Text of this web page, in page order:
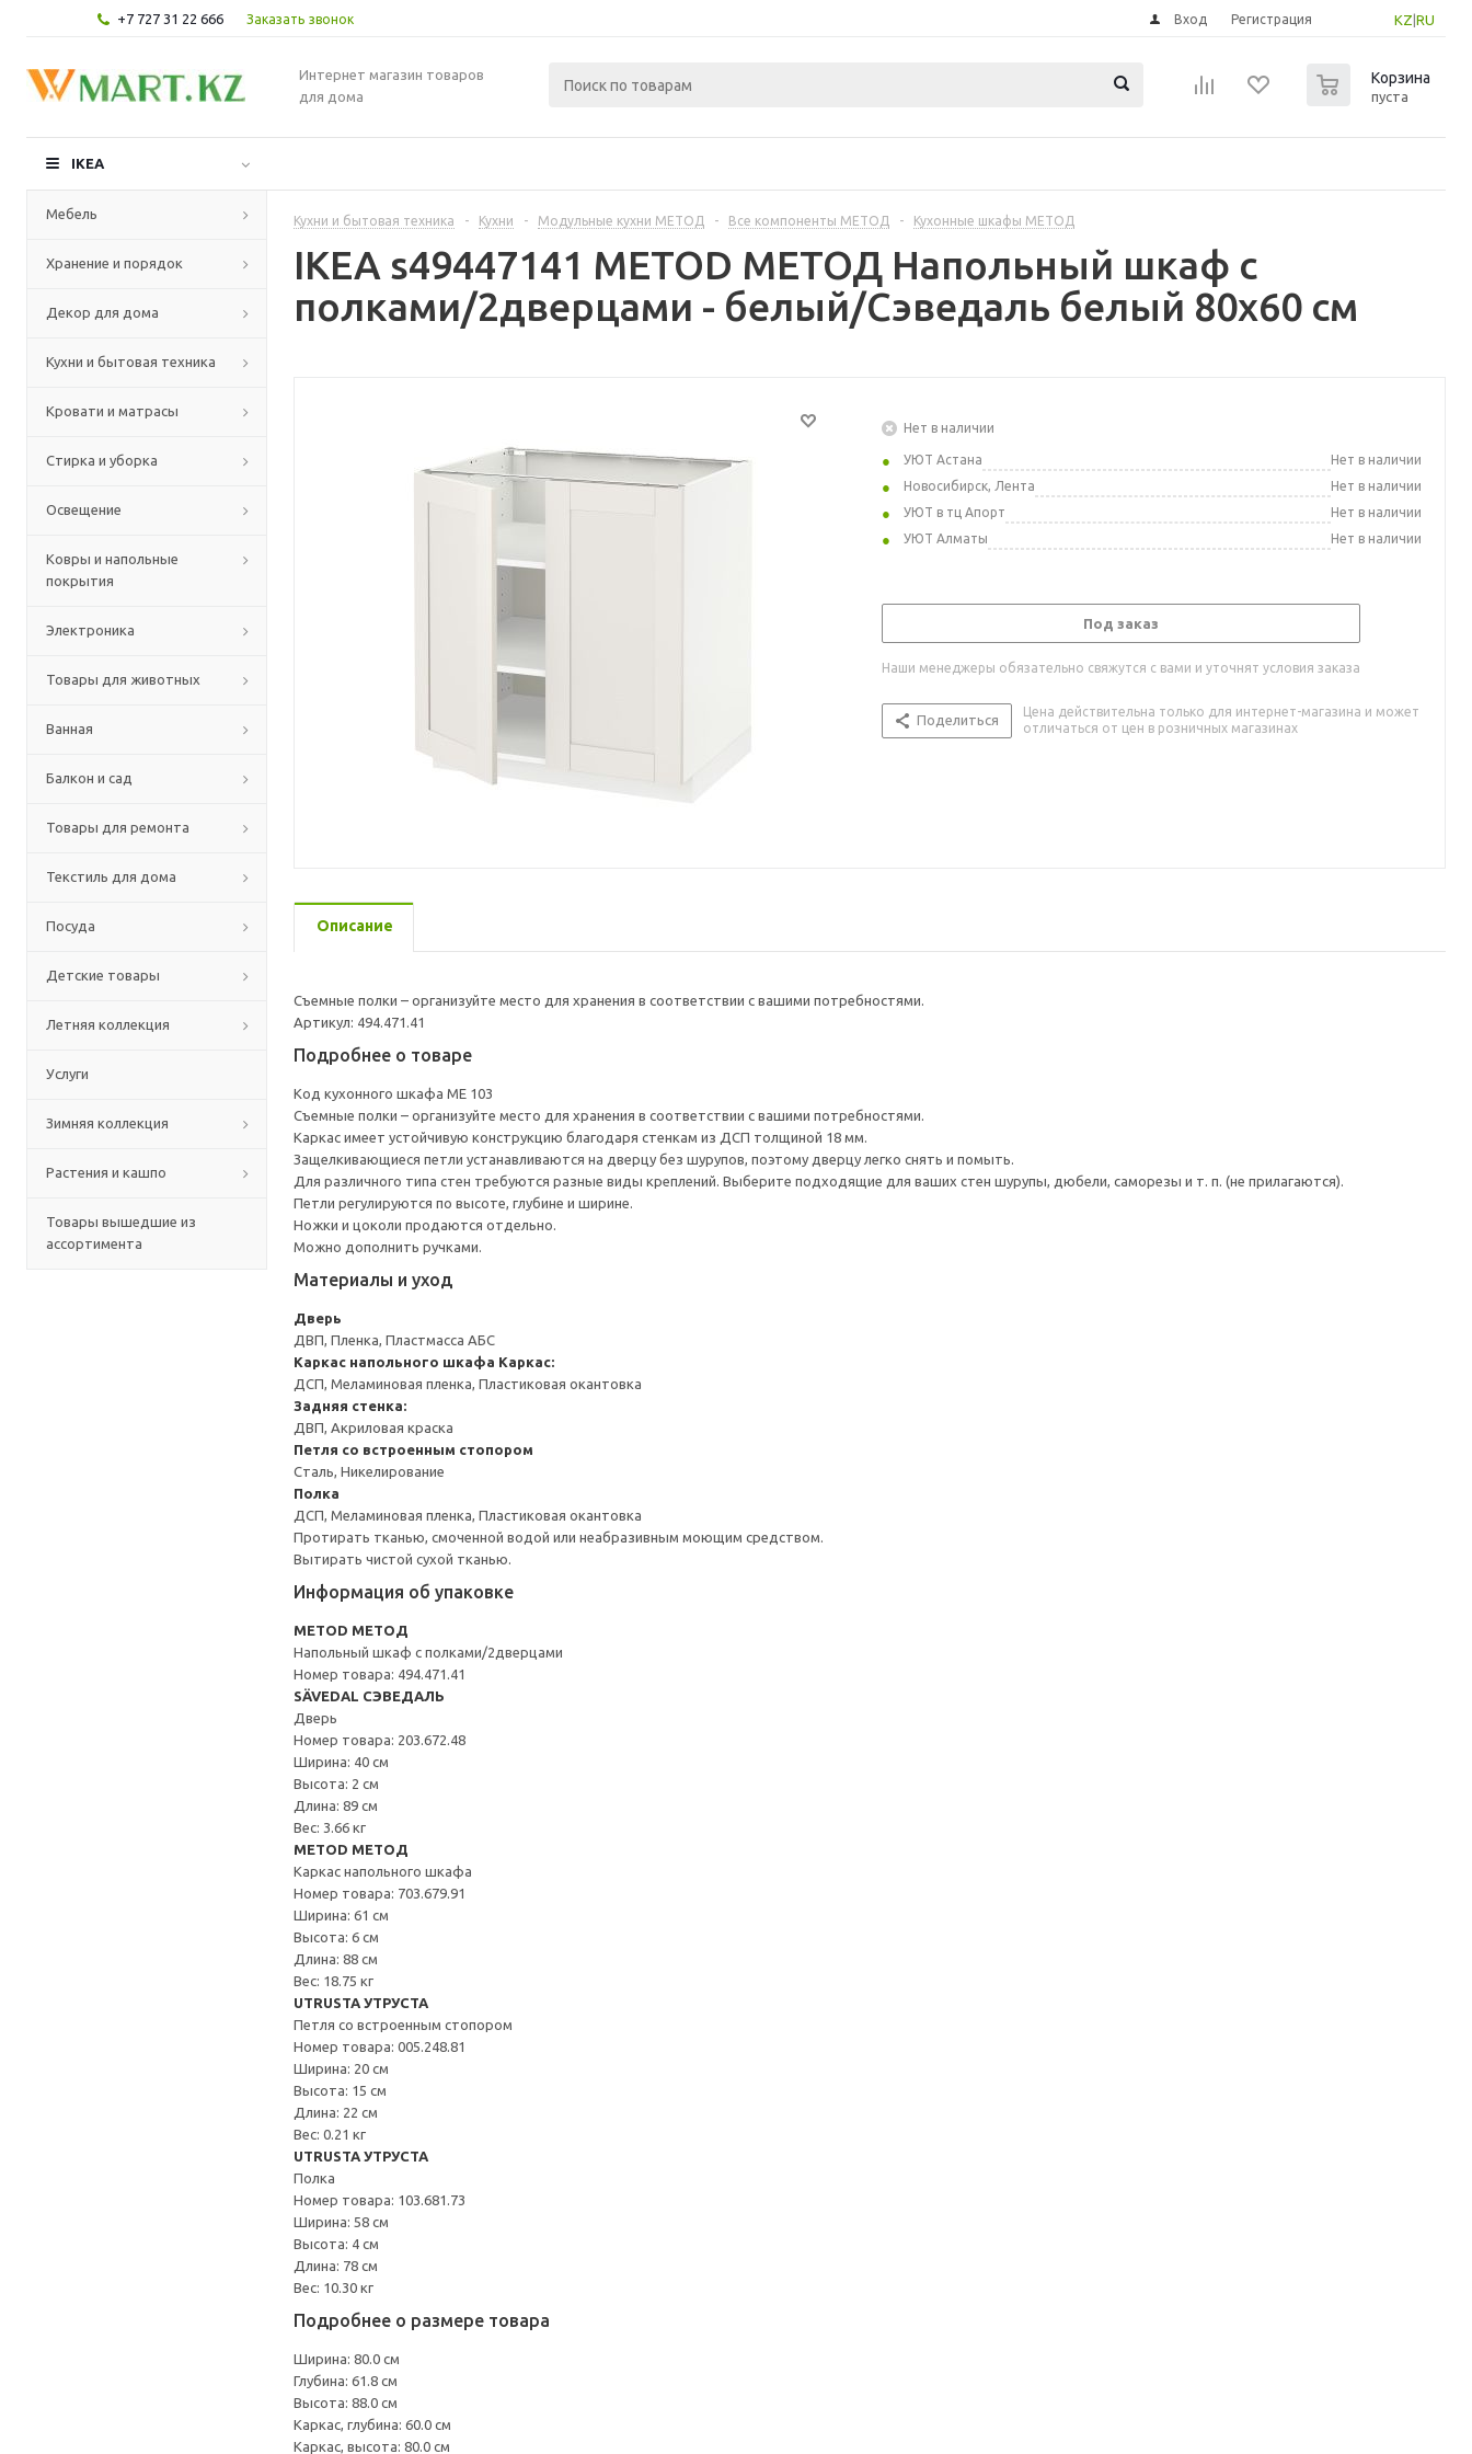
+7 727 31 22 666 Заказать звонок KZ RU
Вход Регистрация
Интернет магазин товаров
для дома
Корзина
пуста
IKEA
Мебель
Хранение и порядок
Декор для дома
Кухни и бытовая техника
Кровати и матрасы
Стирка и уборка
Освещение
Ковры и напольные
покрытия
Электроника
Товары для животных
Ванная
Балкон и сад
Товары для ремонта
Текстиль для дома
Посуда
Детские товары
Летняя коллекция
Услуги
Зимняя коллекция
Растения и кашпо
Товары вышедшие из
ассортимента
Кухни и бытовая техника - Кухни - Модульные кухни МЕТОД - Все компоненты МЕТОД - Кухонные шкафы МЕТОД
IKEA s49447141 METOD МЕТОД Напольный шкаф с
полками/2дверцами - белый/Сэведаль белый 80x60 см
Нет в наличии
УЮТ Астана
Нет в наличии
Новосибирск, Лента
Нет в наличии
УЮТ в тц Апорт
Нет в наличии
УЮТ Алматы
Нет в наличии
Под заказ
Наши менеджеры обязательно свяжутся с вами и уточнят условия заказа
Поделиться
Цена действительна только для интернет-магазина и может
отличаться от цен в розничных магазинах
Описание
Съемные полки – организуйте место для хранения в соответствии с вашими потребностями.
Артикул: 494.471.41
Подробнее о товаре
Код кухонного шкафа ME 103
Съемные полки – организуйте место для хранения в соответствии с вашими потребностями.
Каркас имеет устойчивую конструкцию благодаря стенкам из ДСП толщиной 18 мм.
Защелкивающиеся петли устанавливаются на дверцу без шурупов, поэтому дверцу легко снять и помыть.
Для различного типа стен требуются разные виды креплений. Выберите подходящие для ваших стен шурупы, дюбели, саморезы и т. п. (не прилагаются).
Петли регулируются по высоте, глубине и ширине.
Ножки и цоколи продаются отдельно.
Можно дополнить ручками.
Материалы и уход
Дверь
ДВП, Пленка, Пластмасса АБС
Каркас напольного шкафа Каркас:
ДСП, Меламиновая пленка, Пластиковая окантовка
Задняя стенка:
ДВП, Акриловая краска
Петля со встроенным стопором
Сталь, Никелирование
Полка
ДСП, Меламиновая пленка, Пластиковая окантовка
Протирать тканью, смоченной водой или неабразивным моющим средством.
Вытирать чистой сухой тканью.
Информация об упаковке
METOD МЕТОД
Напольный шкаф с полками/2дверцами
Номер товара: 494.471.41
SÄVEDAL СЭВЕДАЛЬ
Дверь
Номер товара: 203.672.48
Ширина: 40 см
Высота: 2 см
Длина: 89 см
Вес: 3.66 кг
METOD МЕТОД
Каркас напольного шкафа
Номер товара: 703.679.91
Ширина: 61 см
Высота: 6 см
Длина: 88 см
Вес: 18.75 кг
UTRUSTA УТРУСТА
Петля со встроенным стопором
Номер товара: 005.248.81
Ширина: 20 см
Высота: 15 см
Длина: 22 см
Вес: 0.21 кг
UTRUSTA УТРУСТА
Полка
Номер товара: 103.681.73
Ширина: 58 см
Высота: 4 см
Длина: 78 см
Вес: 10.30 кг
Подробнее о размере товара
Ширина: 80.0 см
Глубина: 61.8 см
Высота: 88.0 см
Каркас, глубина: 60.0 см
Каркас, высота: 80.0 см